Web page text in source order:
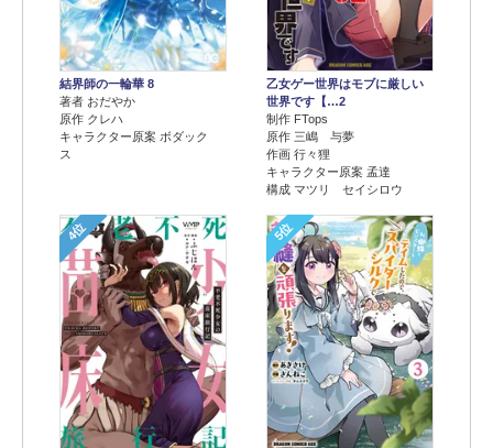
結界師の一輪華 8
著者 おだやか
原作 クレハ
キャラクター原案 ボダック
ス
乙女ゲー世界はモブに厳しい
世界です【…2
制作 FTops
原作 三嶋 与夢
作画 行々狸
キャラクター原案 孟達
構成 マツリ セイシロウ
4位 5位